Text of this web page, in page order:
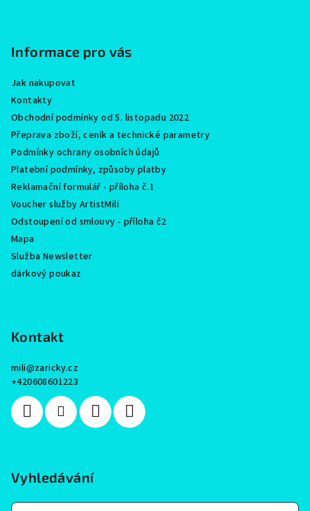
Informace pro vás
Jak nakupovat
Kontakty
Obchodní podmínky od 5. listopadu 2022
Přeprava zboží, ceník a technické parametry
Podmínky ochrany osobních údajů
Platební podmínky, způsoby platby
Reklamační formulář - příloha č.1
Voucher služby ArtistMili
Odstoupení od smlouvy - příloha č2
Mapa
Služba Newsletter
dárkový poukaz
Kontakt
mili@zaricky.cz
+420608601223
Vyhledávání